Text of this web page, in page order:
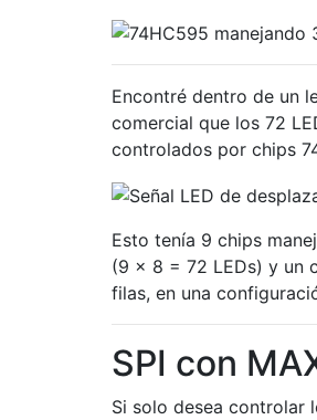
Encontré dentro de un
comercial que los 72
controlados por chips
Esto tenía 9 chips
(9 x 8 = 72 LEDs) y un
filas, en una
SPI con
Si solo desea controlar